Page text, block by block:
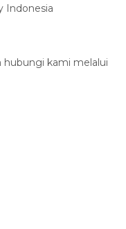
Indonesia
hubungi kami melalui